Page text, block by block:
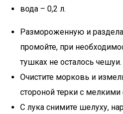
вода – 0,2 л.
Размороженную и
промойте, при
тушках не осталось чешуи.
Очистите морковь и
стороной терки с мелкими
С лука снимите шелуху,